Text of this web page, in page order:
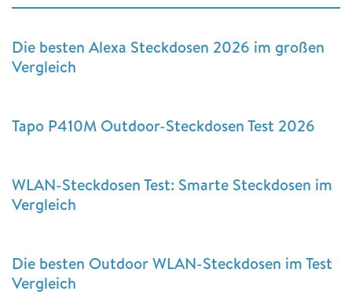
Die besten Alexa Steckdosen 2026 im großen
Vergleich
Tapo P410M Outdoor-Steckdosen Test 2026
WLAN-Steckdosen Test: Smarte Steckdosen im
Vergleich
Die besten Outdoor WLAN-Steckdosen im Test
Vergleich